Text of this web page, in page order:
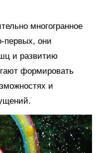
многогранное
первых, они
и развитию
формировать
и